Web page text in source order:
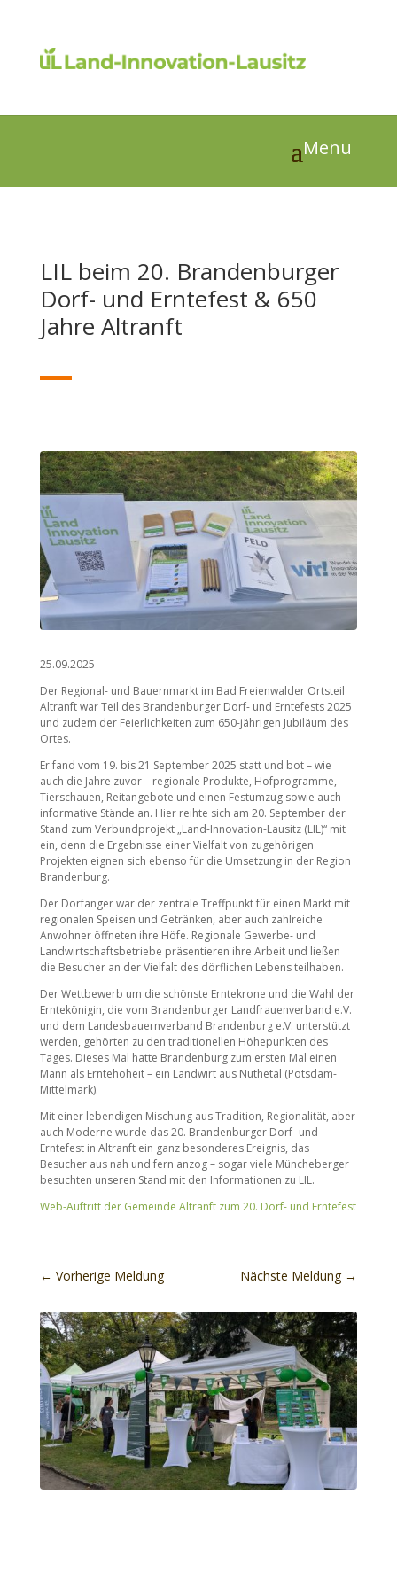
LIL beim 20. Brandenburger
Dorf- und Erntefest & 650
Jahre Altranft
25.09.2025
Der Regional- und Bauernmarkt im Bad Freienwalder Ortsteil
Altranft war Teil des Brandenburger Dorf- und Erntefests 2025
und zudem der Feierlichkeiten zum 650-jährigen Jubiläum des
Ortes.
Er fand vom 19. bis 21 September 2025 statt und bot – wie
auch die Jahre zuvor – regionale Produkte, Hofprogramme,
Tierschauen, Reitangebote und einen Festumzug sowie auch
informative Stände an. Hier reihte sich am 20. September der
Stand zum Verbundprojekt „Land-Innovation-Lausitz (LIL)“ mit
ein, denn die Ergebnisse einer Vielfalt von zugehörigen
Projekten eignen sich ebenso für die Umsetzung in der Region
Brandenburg.
Der Dorfanger war der zentrale Treffpunkt für einen Markt mit
regionalen Speisen und Getränken, aber auch zahlreiche
Anwohner öffneten ihre Höfe. Regionale Gewerbe- und
Landwirtschaftsbetriebe präsentieren ihre Arbeit und ließen
die Besucher an der Vielfalt des dörflichen Lebens teilhaben.
Der Wettbewerb um die schönste Erntekrone und die Wahl der
Erntekönigin, die vom Brandenburger Landfrauenverband e.V.
und dem Landesbauernverband Brandenburg e.V. unterstützt
werden, gehörten zu den traditionellen Höhepunkten des
Tages. Dieses Mal hatte Brandenburg zum ersten Mal einen
Mann als Erntehoheit – ein Landwirt aus Nuthetal (Potsdam-
Mittelmark).
Mit einer lebendigen Mischung aus Tradition, Regionalität, aber
auch Moderne wurde das 20. Brandenburger Dorf- und
Erntefest in Altranft ein ganz besonderes Ereignis, das
Besucher aus nah und fern anzog – sogar viele Müncheberger
besuchten unseren Stand mit den Informationen zu LIL.
Web-Auftritt der Gemeinde Altranft zum 20. Dorf- und Erntefest
← Vorherige Meldung Nächste Meldung→